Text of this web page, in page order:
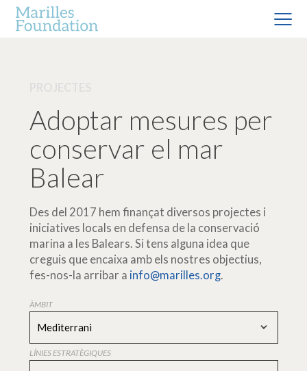
Adoptar mesures per
conservar el mar
Balear
Des del 2017 hem finançat diversos projectes i
iniciatives locals en defensa de la conservació
marina a les Balears. Si tens alguna idea que
creguis que encaixa amb els nostres objectius,
fes-nos-la arribar a info@marilles.org.
ÀMBIT
Mediterrani
LÍNIES ESTRATÈGIQUES